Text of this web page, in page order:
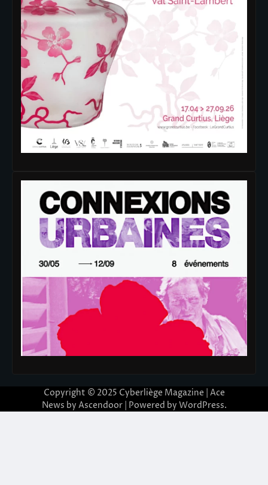
Copyright © 2025 Cyberliège Magazine | Ace
News by Ascendoor| Powered by WordPress.